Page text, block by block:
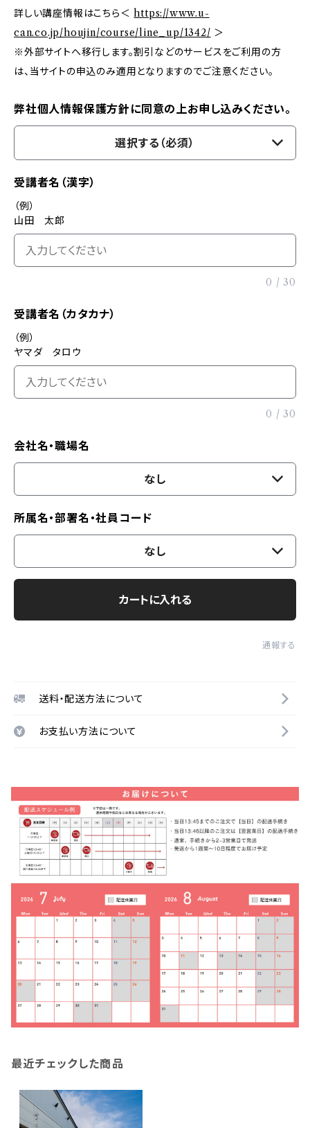
詳しい講座情報はこちら＜https://www.u-
can.co.jp/houjin/course/line_up/1342/ ＞
※外部サイトへ移行します。割引などのサービスをご利用の方
は、当サイトの申込のみ適用となりますのでご注意ください。
弊社個人情報保護方針に同意の上お申し込みください。
選択する（必須）
受講者名（漢字）
（例）
山田 太郎
0 / 30
受講者名（カタカナ）
（例）
ヤマダ タロウ
0 / 30
会社名・職場名
なし
所属名・部署名・社員コード
なし
カートに入れる
通報する
送料・配送方法について
お支払い方法について
最近チェックした商品